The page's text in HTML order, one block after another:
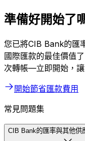
準備好開始了
您已將CIB Bank的匯
國際匯款的最佳價值
次轉帳—立即開始，讓
開始節省匯款費用
常見問題集
CIB Bank的匯率與其他供